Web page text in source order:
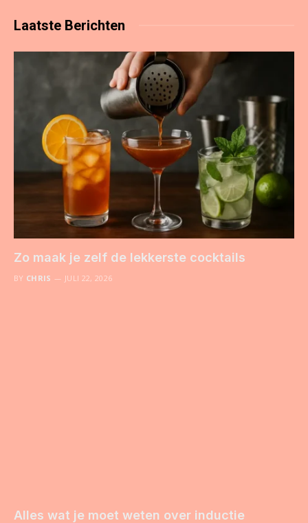
Laatste Berichten
Zo maak je zelf de lekkerste cocktails
BY CHRIS JULI 22, 2026
Alles wat je moet weten over inductie